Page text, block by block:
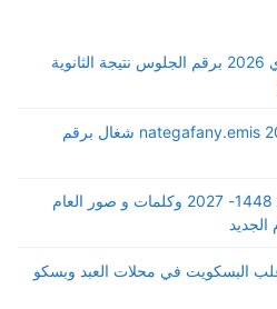
معرفة نتيجة الصف الثالث الثانوي 2026 برقم الجلوس نتيجة الثانوية
رابط نتيجة الدبلومات الفنية 2026 nategafany.emis شغال برقم
رسائل تهنئة رأس السنة الهجرية 1448- 2027 وكلمات و صور العام
أسعار كحك العيد 2026 وعلب البسكويت في محلات العبد وبسكو